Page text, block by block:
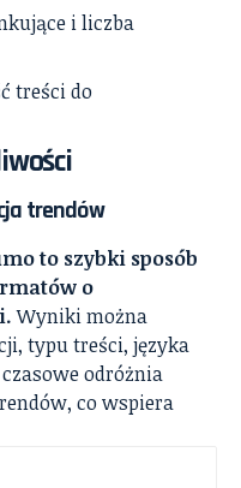
i liczba
treści do
trendów
to szybki sposób
o
Wyniki można
typu treści, języka
odróżnia
co wspiera